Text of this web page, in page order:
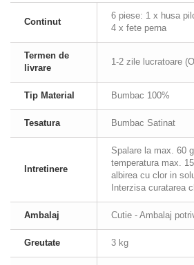
Continut
6 piese: 1 x husa
4 x fete perna
Termen de
livrare
1-2 zile lucratoare
Tip Material Bumbac 100%
Tesatura Bumbac Satinat
Intretinere
Spalare la max. 60
temperatura max.
albirea cu clor in
Interzisa curatarea
Ambalaj Cutie - Ambalaj
Greutate 3 kg